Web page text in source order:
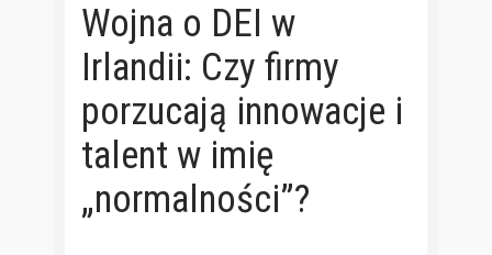
Wojna o DEI w
Irlandii: Czy firmy
porzucają innowacje i
talent w imię
„normalności”?